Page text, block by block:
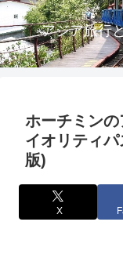
アジア旅行
ホーチミン
イオリティ
版)
X